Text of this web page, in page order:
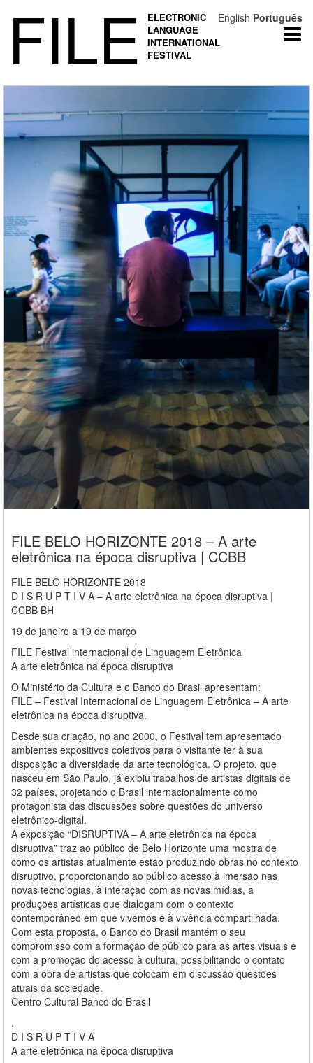
FILE
ELECTRONIC
LANGUAGE
INTERNATIONAL
FESTIVAL
FILE BELO HORIZONTE 2018 – A arte
eletrônica na época disruptiva | CCBB
FILE BELO HORIZONTE 2018
D I S R U P T I V A – A arte eletrônica na época disruptiva |
CCBB BH
19 de janeiro a 19 de março
FILE Festival internacional de Linguagem Eletrônica
A arte eletrônica na época disruptiva
O Ministério da Cultura e o Banco do Brasil apresentam:
FILE – Festival Internacional de Linguagem Eletrônica – A arte
eletrônica na época disruptiva.
Desde sua criação, no ano 2000, o Festival tem apresentado
ambientes expositivos coletivos para o visitante ter à sua
disposição a diversidade da arte tecnológica. O projeto, que
nasceu em São Paulo, já exibiu trabalhos de artistas digitais de
32 países, projetando o Brasil internacionalmente como
protagonista das discussões sobre questões do universo
eletrônico-digital.
A exposição “DISRUPTIVA – A arte eletrônica na época
disruptiva” traz ao público de Belo Horizonte uma mostra de
como os artistas atualmente estão produzindo obras no contexto
disruptivo, proporcionando ao público acesso à imersão nas
novas tecnologias, à interação com as novas mídias, a
produções artísticas que dialogam com o contexto
contemporâneo em que vivemos e à vivência compartilhada.
Com esta proposta, o Banco do Brasil mantém o seu
compromisso com a formação de público para as artes visuais e
com a promoção do acesso à cultura, possibilitando o contato
com a obra de artistas que colocam em discussão questões
atuais da sociedade.
Centro Cultural Banco do Brasil
.
D I S R U P T I V A
A arte eletrônica na época disruptiva
English Português